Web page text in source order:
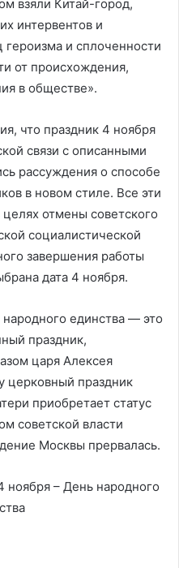
взяли Китай-город,
интервентов и
и сплоченности
от происхождения,
в обществе».
что праздник 4 ноября
связи с описанными
рассуждения о способе
в новом стиле. Все эти
отмены советского
социалистической
завершения работы
дата 4 ноября.
единства — это
праздник,
царя Алексея
церковный праздник
приобретает статус
советской власти
Москвы прервалась.